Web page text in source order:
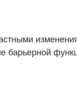
барьерной